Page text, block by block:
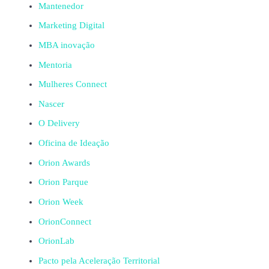
Mantenedor
Marketing Digital
MBA inovação
Mentoria
Mulheres Connect
Nascer
O Delivery
Oficina de Ideação
Orion Awards
Orion Parque
Orion Week
OrionConnect
OrionLab
Pacto pela Aceleração Territorial